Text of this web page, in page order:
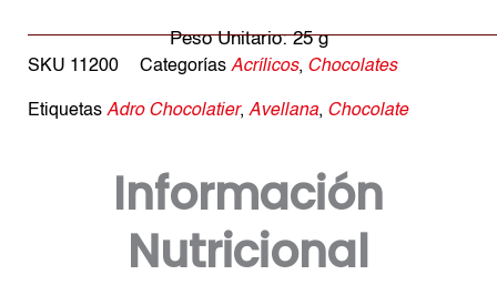
Peso Unitario: 25 g
SKU 11200 Categorías Acrílicos, Chocolates
Etiquetas Adro Chocolatier, Avellana, Chocolate
Información
Nutricional